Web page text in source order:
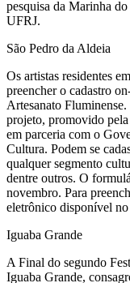
pesquisa da Marinha
UFRJ.
São Pedro da Aldeia
Os artistas residentes
preencher o cadastro
Artesanato
projeto, promovido
em parceria com o
Cultura. Podem se
qualquer segmento
dentre outros. O
novembro. Para
eletrônico disponível
Iguaba Grande
A Final do segundo
Iguaba Grande,